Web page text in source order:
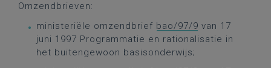
Omzendbrieven:
ministeriële omzendbrief bao/97/9 van 17
juni 1997 Programmatie en rationalisatie in
het buitengewoon basisonderwijs;